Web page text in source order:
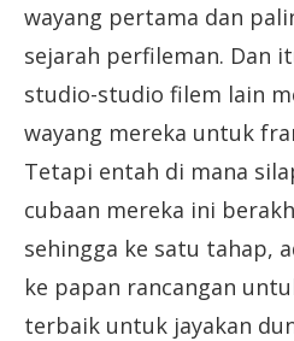
wayang pertama dan
sejarah perfileman. Dan
studio-studio filem lain
wayang mereka untuk
Tetapi entah di mana
cubaan mereka ini
sehingga ke satu tahap,
ke papan rancangan
terbaik untuk jayakan